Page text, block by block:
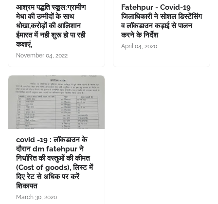
आश्रम पद्धति स्कूल:ग्रामीण
मेधा की उम्मीदों के साथ
धोखा,करोड़ों की आलिशान
ईमारत में नही शुरू हो पा रही
कक्षाएं,
November 04, 2022
Fatehpur - Covid-19
जिलाधिकारी ने सोशल डिस्टेंसिंग
व लॉकडाउन कड़ाई से पालन
करने के निर्देश
April 04, 2020
covid -19 : लॉकडाउन के
दौरान dm fatehpur ने
निर्धारित की वस्तुओं की कीमत
(Cost of goods), लिस्ट में
दिए रेट से अधिक पर करें
शिकायत
March 30, 2020